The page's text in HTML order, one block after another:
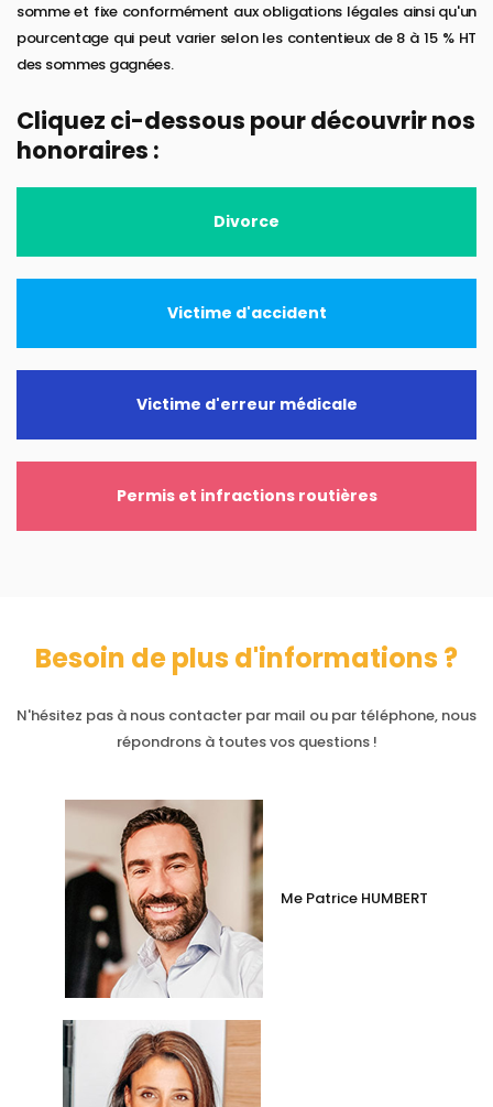
somme et fixe conformément aux obligations légales ainsi qu'un
pourcentage qui peut varier selon les contentieux de 8 à 15 % HT
des sommes gagnées.
Cliquez ci-dessous pour découvrir nos
honoraires :
Divorce
Victime d'accident
Victime d'erreur médicale
Permis et infractions routières
Besoin de plus d'informations ?
N'hésitez pas à nous contacter par mail ou par téléphone, nous
répondrons à toutes vos questions !
Me Patrice HUMBERT